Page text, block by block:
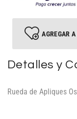
AGREGAR
Detalles y
Rueda de Apliques